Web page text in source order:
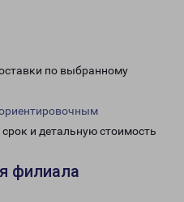
по выбранному
срок и детальную стоимость
филиала